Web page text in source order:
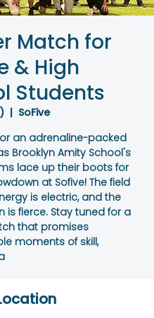
Match for
& High
Students
  |
SoFive
an adrenaline-packed
Brooklyn Amity School's
lace up their boots for
at Sofive! The field
is electric, and the
is fierce. Stay tuned for a
that promises
moments of skill,